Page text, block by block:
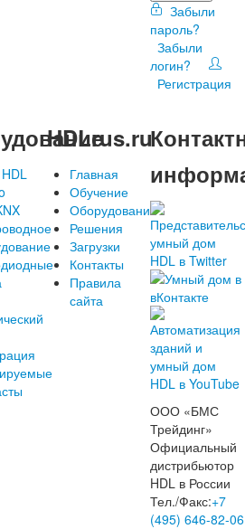
Забыли
пароль?
Забыли
логин?
Регистрация
HDLrus.ru
Главная
Обучение
Оборудование
Решения
Загрузки
Контакты
Правила
сайта
ООО «БМС
Трейдинг»
Официальный
дистрибьютор
HDL в России
Тел./Факс:+7
(495) 646-82-06